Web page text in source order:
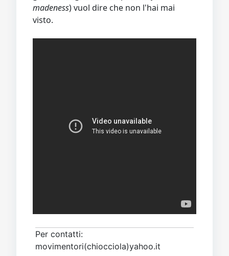
madeness) vuol dire che non l'hai mai
visto.
Per contatti:
movimentori(chiocciola)yahoo.it